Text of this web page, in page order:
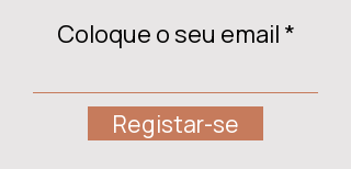
Coloque o seu email
Registar-se